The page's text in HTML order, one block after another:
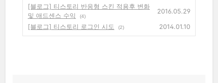
[블로그] 티스토리 반응형 스킨 적용후 변화
및 애드센스 수익
(4)
2016.05.29
[블로그] 티스토리 로그인 시도
(2) 2014.01.10